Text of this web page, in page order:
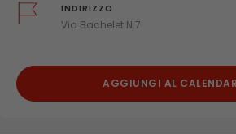
INDIRIZZO
Via Bachelet N.7
AGGIUNGI AL